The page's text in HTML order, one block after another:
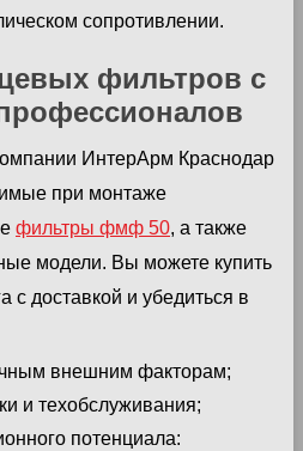
сопротивлении.
фильтров с
ИнтерАрм Краснодар
при монтаже
фильтры фмф 50, а также
модели. Вы можете купить
с доставкой и убедиться в
внешним факторам;
и техобслуживания;
потенциала: